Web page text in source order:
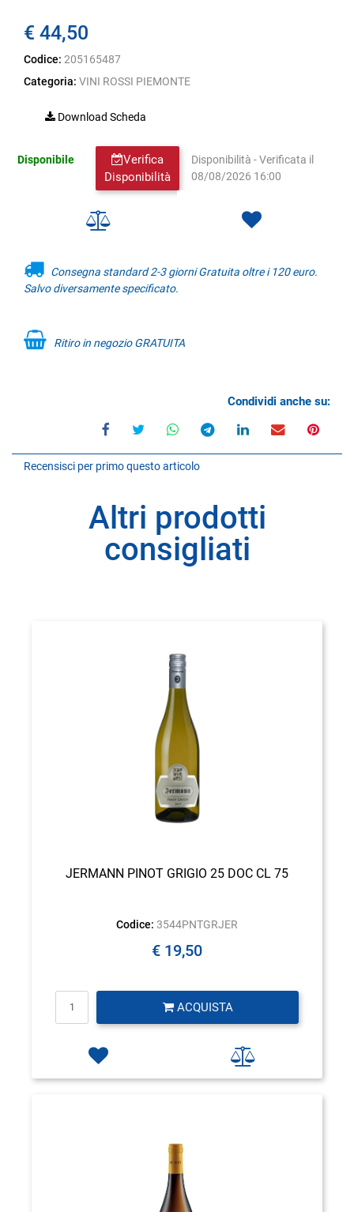
€ 44,50
Codice: 205165487
Categoria: VINI ROSSI PIEMONTE
Download Scheda
Verifica
Disponibilità
Disponibile
Disponibilità - Verificata il
08/08/2026 16:00
Consegna standard 2-3 giorni Gratuita oltre i 120 euro.
Salvo diversamente specificato.
Ritiro in negozio GRATUITA
Condividi anche su:
Recensisci per primo questo articolo
Altri prodotti
consigliati
JERMANN PINOT GRIGIO 25 DOC CL 75
Codice: 3544PNTGRJER
€ 19,50
ACQUISTA